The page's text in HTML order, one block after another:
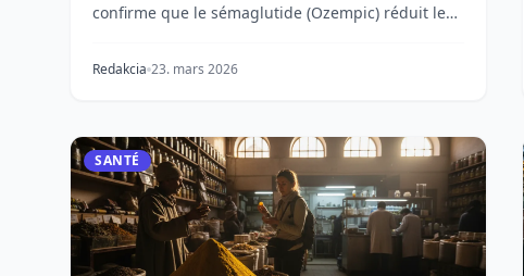
confirme que le sémaglutide (Ozempic) réduit le
Redakcia 23. mars 2026
SANTÉ